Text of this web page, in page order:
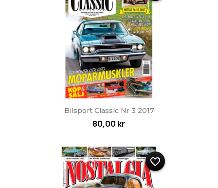
Bilsport Classic Nr 3 2017
80,00 kr
favorite_border